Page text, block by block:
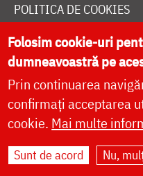
POLITICA DE COOKIES
DONEAZĂ ONLINE
LIVE
Site dezvoltat
Arhiepiscopia
Folosim cookie-uri
dumneavoastră pe
Prin continuarea
confirmați acceptarea
cookie. Mai multe
Sunt de acord Nu,